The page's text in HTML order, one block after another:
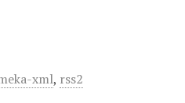
xml, rss2